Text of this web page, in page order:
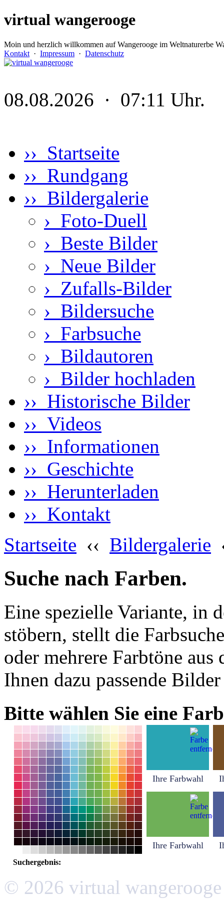
virtual wangerooge
Moin und herzlich willkommen auf Wangerooge im Weltnaturerbe
Kontakt · Impressum · Datenschutz
08.08.2026 · 07:11 Uhr.
›› Startseite
›› Rundgang
›› Bildergalerie
› Foto-Duell
› Beste Bilder
› Neue Bilder
› Zufalls-Bilder
› Bildersuche
› Farbsuche
› Bildautoren
› Bilder hochladen
›› Historische Bilder
›› Videos
›› Informationen
›› Geschichte
›› Herunterladen
›› Kontakt
Startseite ‹‹ Bildergalerie
Suche nach Farben.
Eine spezielle Variante, in
stöbern, stellt die
oder mehrere Farbtöne
Ihnen dazu passende
Bitte wählen Sie eine
Ihre Farbwahl
Ihre Farbwahl
Suchergebnis:
© 2026 virtual wangerooge